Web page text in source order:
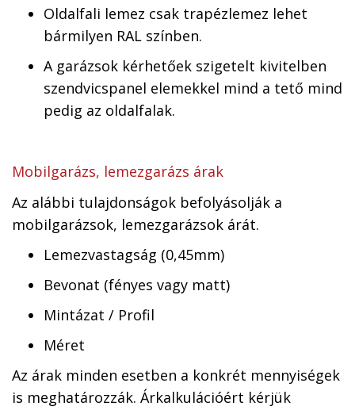
Oldalfali lemez csak trapézlemez lehet
bármilyen RAL színben.
A garázsok kérhetőek szigetelt kivitelben
szendvicspanel elemekkel mind a tető mind
pedig az oldalfalak.
Mobilgarázs, lemezgarázs árak
Az alábbi tulajdonságok befolyásolják a
mobilgarázsok, lemezgarázsok árát.
Lemezvastagság (0,45mm)
Bevonat (fényes vagy matt)
Mintázat / Profil
Méret
Az árak minden esetben a konkrét mennyiségek
is meghatározzák. Árkalkulációért kérjük